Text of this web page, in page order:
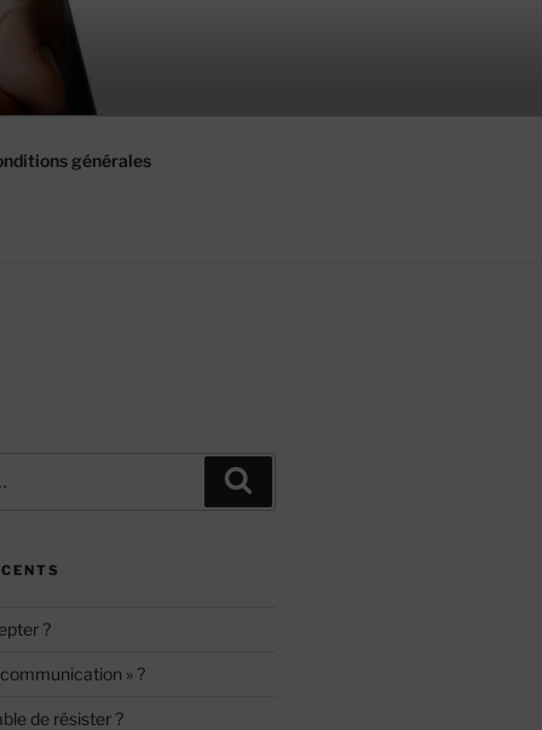
générales
?
» ?
de résister ?